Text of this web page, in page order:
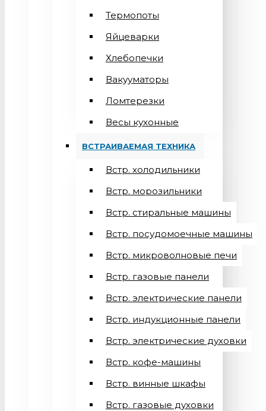
Термопоты
Яйцеварки
Хлебопечки
Вакууматоры
Ломтерезки
Весы кухонные
ВСТРАИВАЕМАЯ ТЕХНИКА
Встр. холодильники
Встр. морозильники
Встр. стиральные машины
Встр. посудомоечные машины
Встр. микроволновые печи
Встр. газовые панели
Встр. электрические панели
Встр. индукционные панели
Встр. электрические духовки
Встр. кофе-машины
Встр. винные шкафы
Встр. газовые духовки